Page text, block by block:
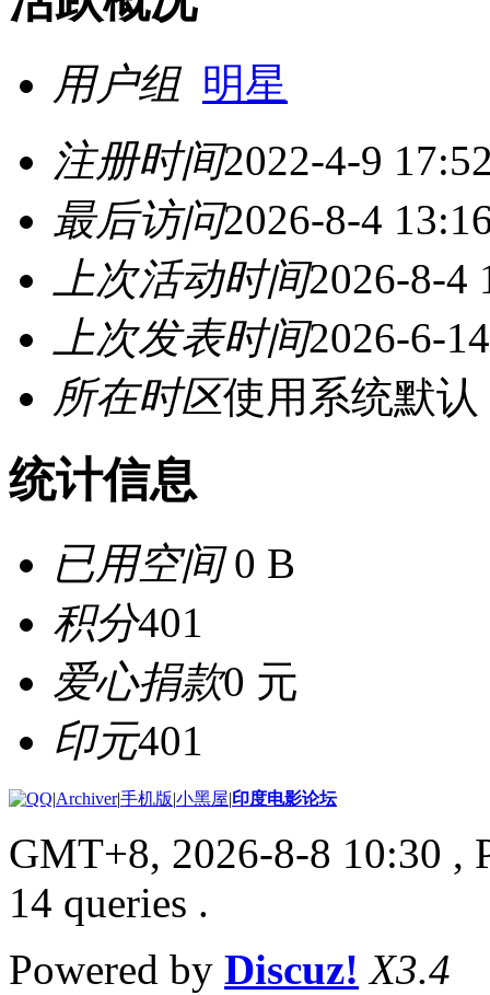
用户组 明星
注册时间2022-4-9
最后访问2026-8-4
上次活动时间2026-8-4
上次发表时间2026-6-
所在时区使用系统默认
统计信息
已用空间0 B
积分401
爱心捐款0 元
印元401
|Archiver|手机版|小黑屋|印度电影论坛
GMT+8, 2026-8-8 10:30 ,
14 queries .
Powered by Discuz! X3.4